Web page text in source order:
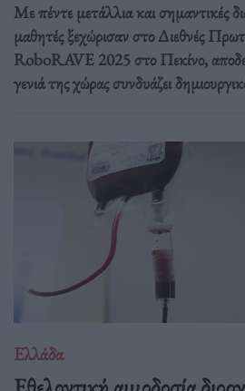
Με πέντε μετάλλια και σημαντικές
μαθητές ξεχώρισαν στο Διεθνές
RoboRAVE 2025 στο Πεκίνο,
γενιά της χώρας συνδυάζει
Ελλάδα